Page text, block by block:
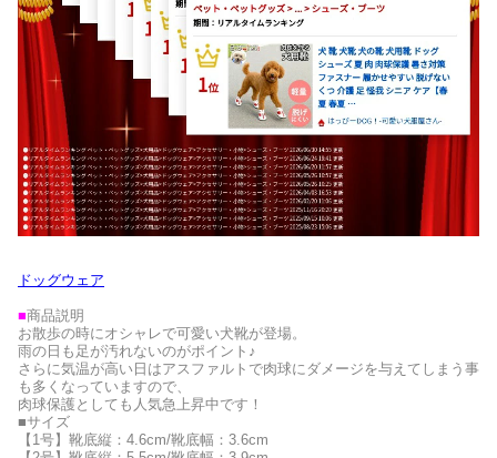
ドッグウェア
■商品説明
お散歩の時にオシャレで可愛い犬靴が登場。
雨の日も足が汚れないのがポイント♪
さらに気温が高い日はアスファルトで肉球にダメージを与えてしまう事
も多くなっていますので、
肉球保護としても人気急上昇中です！
■サイズ
【1号】靴底縦：4.6cm/靴底幅：3.6cm